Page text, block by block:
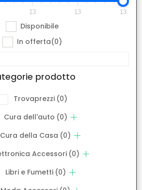
13 13 13
Disponibile
In offerta(0)
prodotto
Trovaprezzi (0)
Cura dell'auto (0)
Cura della Casa (0)
Accessori (0)
Libri e Fumetti (0)